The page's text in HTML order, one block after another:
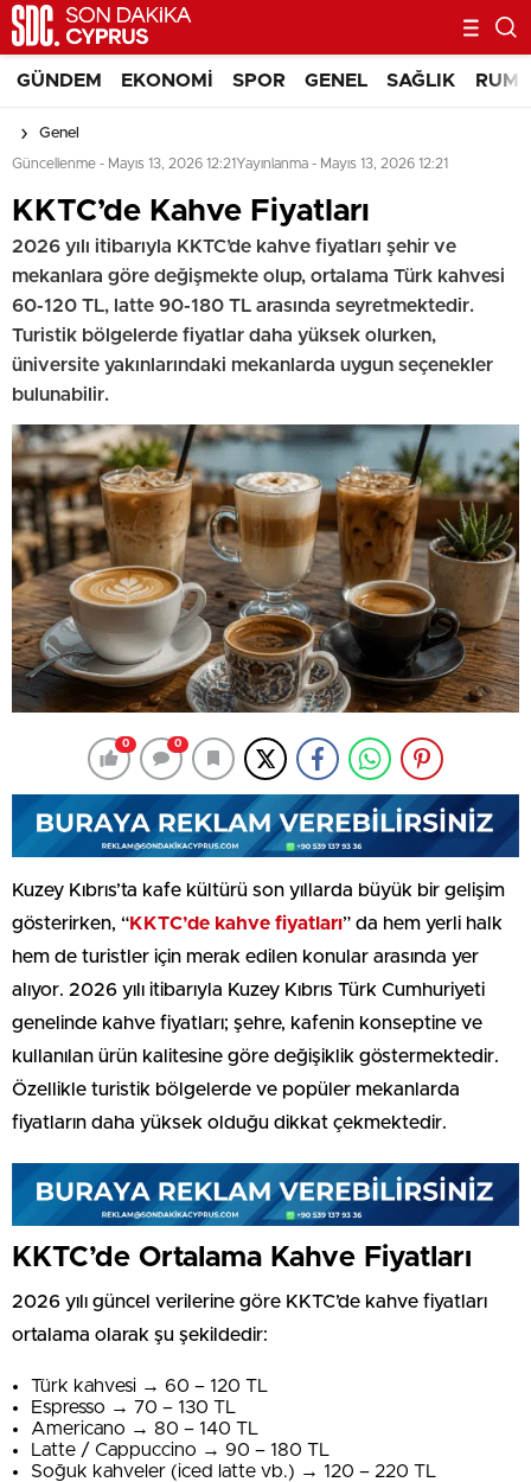
GÜNDEM EKONOMI SPOR GENEL SAĞLIK RUM
Genel
Güncellenme - Mayıs 13, 2026 12:21Yayınlanma - Mayıs 13, 2026 12:21
KKTC’de Kahve Fiyatları
2026 yılı itibarıyla KKTC’de kahve fiyatları şehir ve
mekanlara göre değişmekte olup, ortalama Türk kahvesi
60-120 TL, latte 90-180 TL arasında seyretmektedir.
Turistik bölgelerde fiyatlar daha yüksek olurken,
üniversite yakınlarındaki mekanlarda uygun seçenekler
bulunabilir.
0 0
Kuzey Kıbrıs’ta kafe kültürü son yıllarda büyük bir gelişim
gösterirken, “KKTC’de kahve fiyatları” da hem yerli halk
hem de turistler için merak edilen konular arasında yer
alıyor. 2026 yılı itibarıyla Kuzey Kıbrıs Türk Cumhuriyeti
genelinde kahve fiyatları; şehre, kafenin konseptine ve
kullanılan ürün kalitesine göre değişiklik göstermektedir.
Özellikle turistik bölgelerde ve popüler mekanlarda
fiyatların daha yüksek olduğu dikkat çekmektedir.
KKTC’de Ortalama Kahve Fiyatları
2026 yılı güncel verilerine göre KKTC’de kahve fiyatları
ortalama olarak şu şekildedir:
Türk kahvesi → 60 – 120 TL
Espresso → 70 – 130 TL
Americano → 80 – 140 TL
Latte / Cappuccino → 90 – 180 TL
Soğuk kahveler (iced latte vb.) → 120 – 220 TL